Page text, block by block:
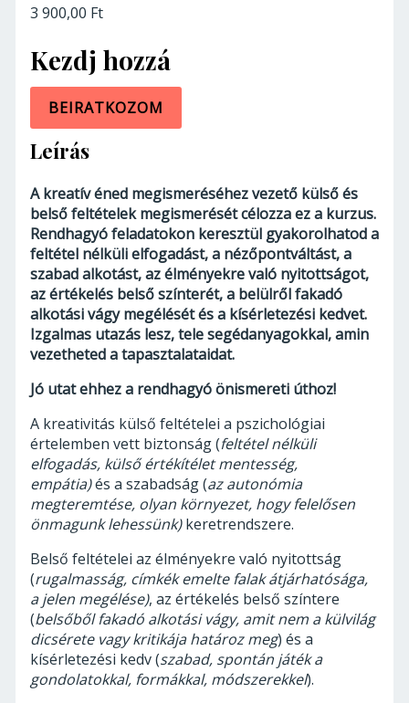
3 900,00 Ft
Kezdj hozzá
BEIRATKOZOM
Leírás
A kreatív éned megismeréséhez vezető külső és
belső feltételek megismerését célozza ez a kurzus.
Rendhagyó feladatokon keresztül gyakorolhatod a
feltétel nélküli elfogadást, a nézőpontváltást, a
szabad alkotást, az élményekre való nyitottságot,
az értékelés belső színterét, a belülről fakadó
alkotási vágy megélését és a kísérletezési kedvet.
Izgalmas utazás lesz, tele segédanyagokkal, amin
vezetheted a tapasztalataidat.
Jó utat ehhez a rendhagyó önismereti úthoz!
A kreativitás külső feltételei a pszichológiai
értelemben vett biztonság (feltétel nélküli
elfogadás, külső értékítélet mentesség,
empátia)és a szabadság (az autonómia
megteremtése, olyan környezet, hogy felelősen
önmagunk lehessünk)keretrendszere.
Belső feltételei az élményekre való nyitottság
(rugalmasság, címkék emelte falak átjárhatósága,
a jelen megélése), az értékelés belső színtere
(belsőből fakadó alkotási vágy, amit nem a külvilág
dicsérete vagy kritikája határoz meg) és a
kísérletezési kedv (szabad, spontán játék a
gondolatokkal, formákkal, módszerekkel).